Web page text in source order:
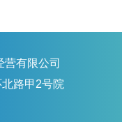
营有限公司
路甲2号院